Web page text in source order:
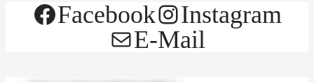
Facebook
Instagram
E-Mail